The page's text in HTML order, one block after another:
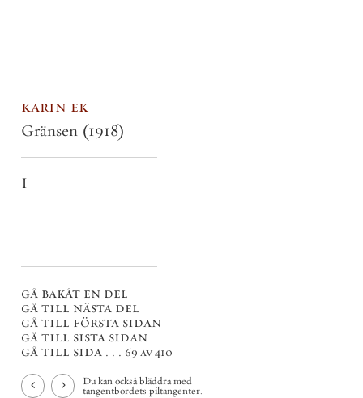
karin ek
Gränsen (1918)
I
gå bakåt en del
gå till nästa del
gå till första sidan
gå till sista sidan
gå till sida . . . 69 av 410
Du kan också bläddra med
tangentbordets piltangenter.